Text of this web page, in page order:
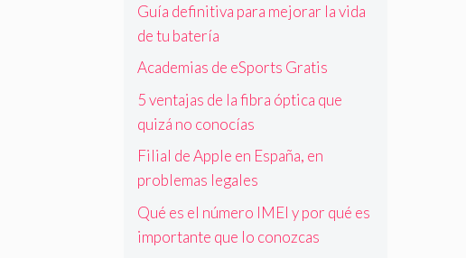
Guía definitiva para mejorar la vida
de tu batería
Academias de eSports Gratis
5 ventajas de la fibra óptica que
quizá no conocías
Filial de Apple en España, en
problemas legales
Qué es el número IMEI y por qué es
importante que lo conozcas